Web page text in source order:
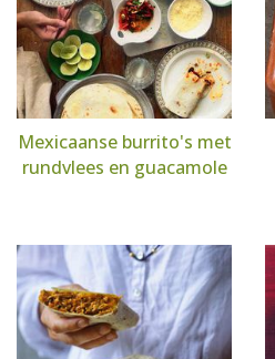
Mexicaanse burrito's met
rundvlees en guacamole